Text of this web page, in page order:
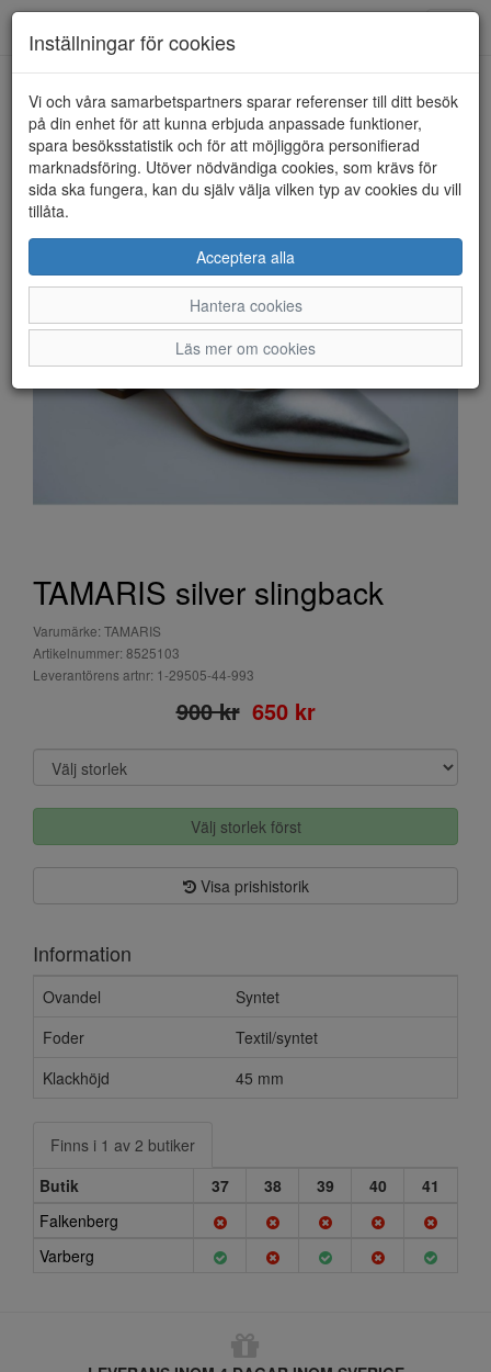
HEM TAMARIS
TAMARIS silver slingback
Varumärke: TAMARIS
Artikelnummer: 8525103
Leverantörens artnr: 1-29505-44-993
900 kr 650 kr
Välj storlek först
Visa prishistorik
Information
Ovandel
Syntet
Foder
Textil/syntet
Klackhöjd
45 mm
Finns i 1 av 2 butiker
Butik
37 38 39 40
41
Falkenberg
Varberg
Inställningar för cookies
Vi och våra samarbetspartners sparar referenser till ditt besök
på din enhet för att kunna erbjuda anpassade funktioner,
spara besöksstatistik och för att möjliggöra personifierad
marknadsföring. Utöver nödvändiga cookies, som krävs för
sida ska fungera, kan du själv välja vilken typ av cookies du vill
tillåta.
Acceptera alla
Hantera cookies
Läs mer om cookies